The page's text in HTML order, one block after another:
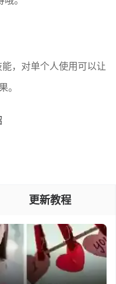
，对单个人使用可以让
。
更新教程